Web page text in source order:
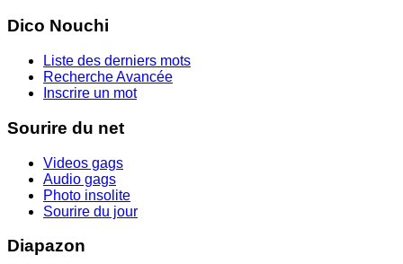
Dico Nouchi
Liste des derniers mots
Recherche Avancée
Inscrire un mot
Sourire du net
Videos gags
Audio gags
Photo insolite
Sourire du jour
Diapazon